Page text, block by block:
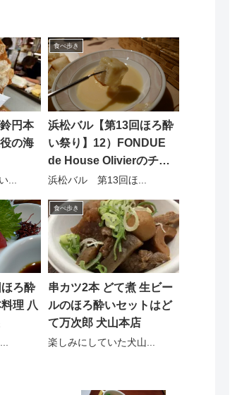
円本
の海
...
食べ歩き
浜松バル【第13回ほろ酔
い祭り】12）FONDUE
de House Olivierのチー
ズフォンデュ！
浜松バル 第13回ほ...
ろ酔
理 八
食べ歩き
串カツ2本 どて煮 生ビー
ルのほろ酔いセットはど
て万次郎 犬山本店
楽しみにしていた犬山...